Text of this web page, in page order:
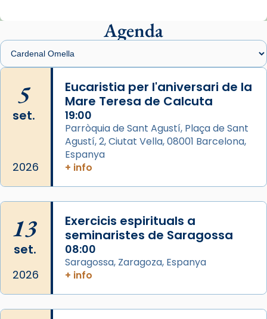
presidit aquest 27 de juliol la missa de Les
Santes de Mataró.
🔗
📸 J. Merino
Photo
View on Facebook ·
Arquebisbat de Barcelona
de Barcelona.
2 weeks ago
comitè organitzador de la visita apostòlica
del Sant Pare Lleó XIV a Barcelona, i als
col·laboradors, a la Catedral de Barcelona.
L’arquebisbe de Barcelona, el cardenal Joan
Agenda
5
set.
2026
Eucaristia per l'aniversari de la
Mare Teresa de Calcuta
19:00
Parròquia de Sant Agustí, Plaça de Sant
Agustí, 2, Ciutat Vella, 08001 Barcelona,
Espanya
+ info
13
set.
2026
Exercicis espirituals a
seminaristes de Saragossa
08:00
Saragossa, Zaragoza, Espanya
+ info